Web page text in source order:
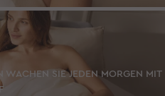
WACHEN SIE JEDEN MORGEN MIT